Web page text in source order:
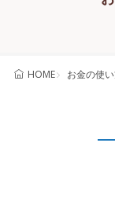
HOME お金の使